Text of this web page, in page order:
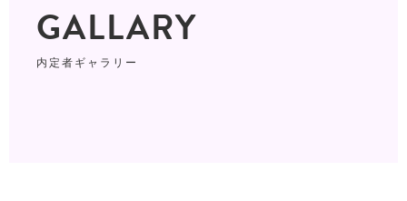
GALLARY
内定者ギャラリー